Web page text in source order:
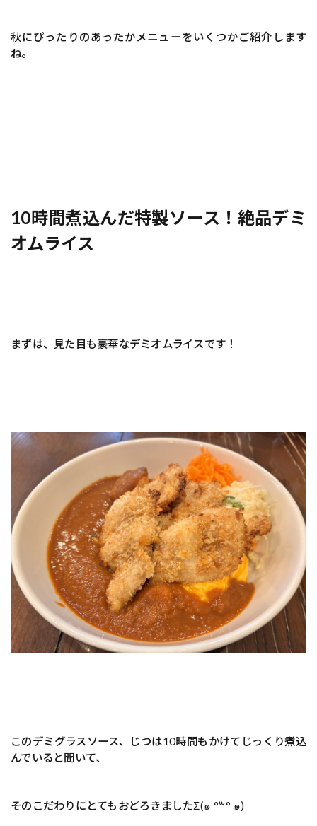
秋にぴったりのあったかメニューをいくつかご紹介します
ね。
10時間煮込んだ特製ソース！絶品デミ
オムライス
まずは、見た目も豪華なデミオムライスです！
このデミグラスソース、じつは10時間もかけてじっくり煮込
んでいると聞いて、
そのこだわりにとてもおどろきましたΣ(๑ °꒳° ๑)